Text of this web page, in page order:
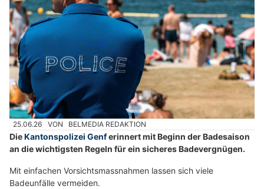
25.06.26 VON BELMEDIA REDAKTION
DieKantonspolizei Genferinnert mit Beginn der Badesaison
an die wichtigsten Regeln für ein sicheres Badevergnügen.
Mit einfachen Vorsichtsmassnahmen lassen sich viele
Badeunfälle vermeiden.